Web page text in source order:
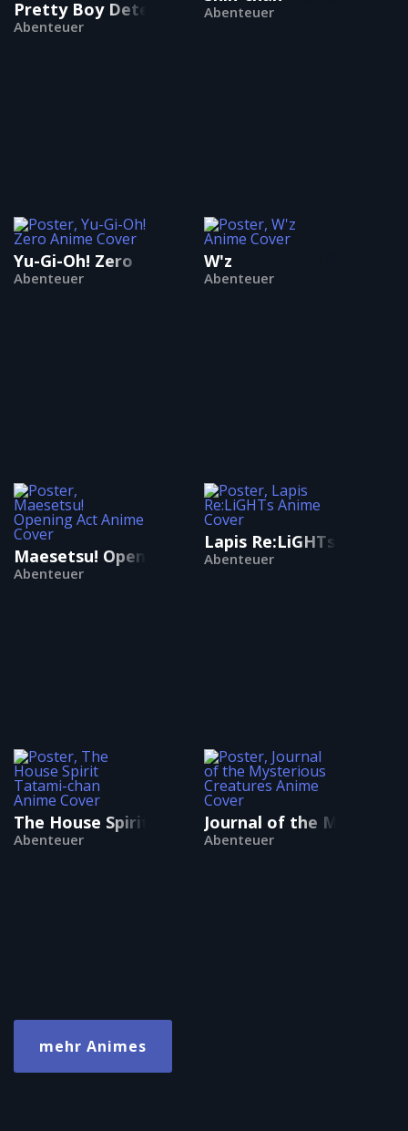
Pretty Boy Detective Club
Abenteuer
Abenteuer
Yu-Gi-Oh! Zero
Abenteuer
W'z
Abenteuer
Maesetsu! Opening Act
Abenteuer
Lapis Re:LiGHTs
Abenteuer
The House Spirit Tatami-chan
Abenteuer
Journal of the
Abenteuer
mehr Animes